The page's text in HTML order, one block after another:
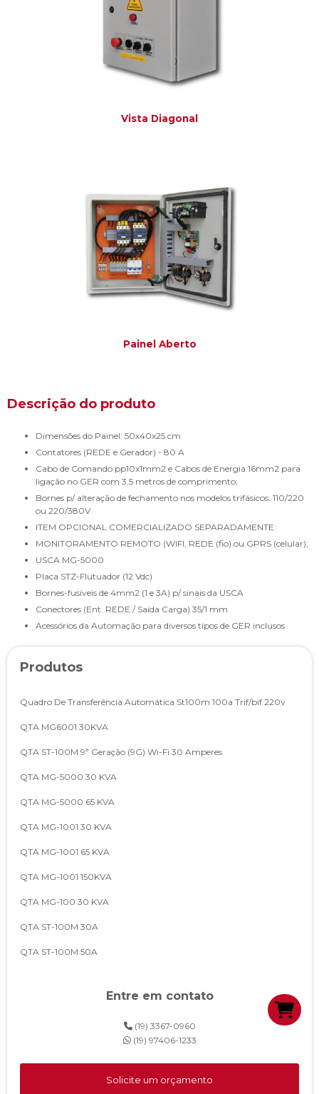
Vista Diagonal
Painel Aberto
Descrição do produto
Dimensões do Painel: 50x40x25 cm
Contatores (REDE e Gerador) - 80 A
Cabo de Comando pp10x1mm2 e Cabos de Energia 16mm2 para
ligação no GER com 3,5 metros de comprimento;
Bornes p/ alteração de fechamento nos modelos trifásicos: 110/220
ou 220/380V
ITEM OPCIONAL COMERCIALIZADO SEPARADAMENTE:
MONITORAMENTO REMOTO (WIFI, REDE (fio) ou GPRS (celular);
USCA MG-5000
Placa STZ-Flutuador (12 Vdc)
Bornes-fusíveis de 4mm2 (1 e 3A) p/ sinais da USCA
Conectores (Ent. REDE / Saída Carga) 35/1 mm
Acessórios da Automação para diversos tipos de GER inclusos
Produtos
Quadro De Transferência Automática St100m 100a Trif/bif 220v
QTA MG6001 30KVA
QTA ST-100M 9ª Geração (9G) Wi-Fi 30 Amperes
QTA MG-5000 30 KVA
QTA MG-5000 65 KVA
QTA MG-1001 30 KVA
QTA MG-1001 65 KVA
QTA MG-1001 150KVA
QTA MG-100 30 KVA
QTA ST-100M 30A
QTA ST-100M 50A
Entre em contato
(19) 3367-0960
(19) 97406-1233
Solicite um orçamento